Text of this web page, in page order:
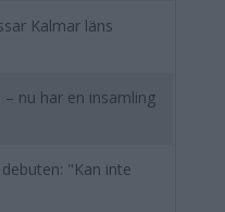
Kalmar läns
– nu har en insamling
"Kan inte